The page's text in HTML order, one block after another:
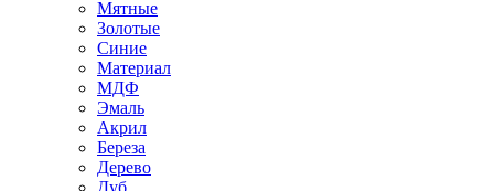
Мятные
Золотые
Синие
Материал
МДФ
Эмаль
Акрил
Береза
Дерево
Дуб